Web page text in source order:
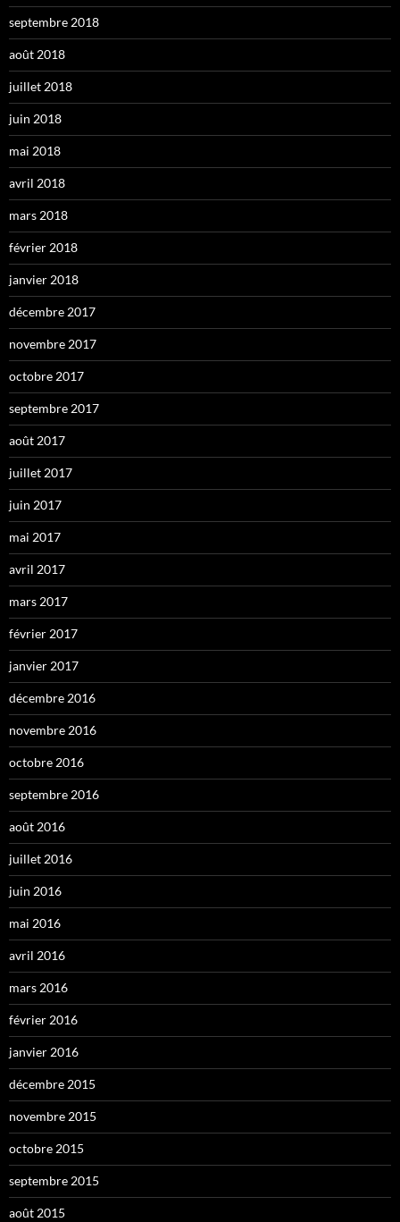
septembre 2018
août 2018
juillet 2018
juin 2018
mai 2018
avril 2018
mars 2018
février 2018
janvier 2018
décembre 2017
novembre 2017
octobre 2017
septembre 2017
août 2017
juillet 2017
juin 2017
mai 2017
avril 2017
mars 2017
février 2017
janvier 2017
décembre 2016
novembre 2016
octobre 2016
septembre 2016
août 2016
juillet 2016
juin 2016
mai 2016
avril 2016
mars 2016
février 2016
janvier 2016
décembre 2015
novembre 2015
octobre 2015
septembre 2015
août 2015